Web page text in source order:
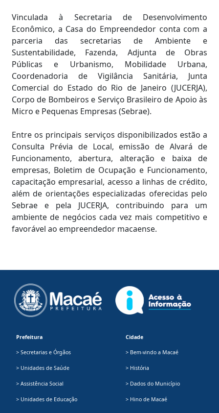
Vinculada à Secretaria de Desenvolvimento
Econômico, a Casa do Empreendedor conta com a
parceria das secretarias de Ambiente e
Sustentabilidade, Fazenda, Adjunta de Obras
Públicas e Urbanismo, Mobilidade Urbana,
Coordenadoria de Vigilância Sanitária, Junta
Comercial do Estado do Rio de Janeiro (JUCERJA),
Corpo de Bombeiros e Serviço Brasileiro de Apoio às
Micro e Pequenas Empresas (Sebrae).
Entre os principais serviços disponibilizados estão a
Consulta Prévia de Local, emissão de Alvará de
Funcionamento, abertura, alteração e baixa de
empresas, Boletim de Ocupação e Funcionamento,
capacitação empresarial, acesso a linhas de crédito,
além de orientações especializadas oferecidas pelo
Sebrae e pela JUCERJA, contribuindo para um
ambiente de negócios cada vez mais competitivo e
favorável ao empreendedor macaense.
Prefeitura
> Secretarias e Órgãos
> Unidades de Saúde
> Assistência Social
> Unidades de Educação
Cidade
> Bem-vindo a Macaé
> História
> Dados do Município
> Hino de Macaé